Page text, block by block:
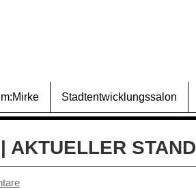
Stadtentwicklungssalon
AKTUELLER STAND